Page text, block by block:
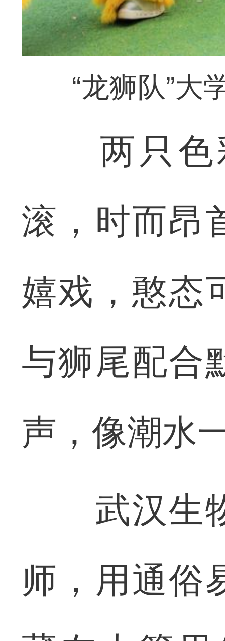
“龙狮队”大
两只色彩
滚，时而昂
嬉戏，憨态
与狮尾配合
声，像潮水
武汉生物
师，用通俗